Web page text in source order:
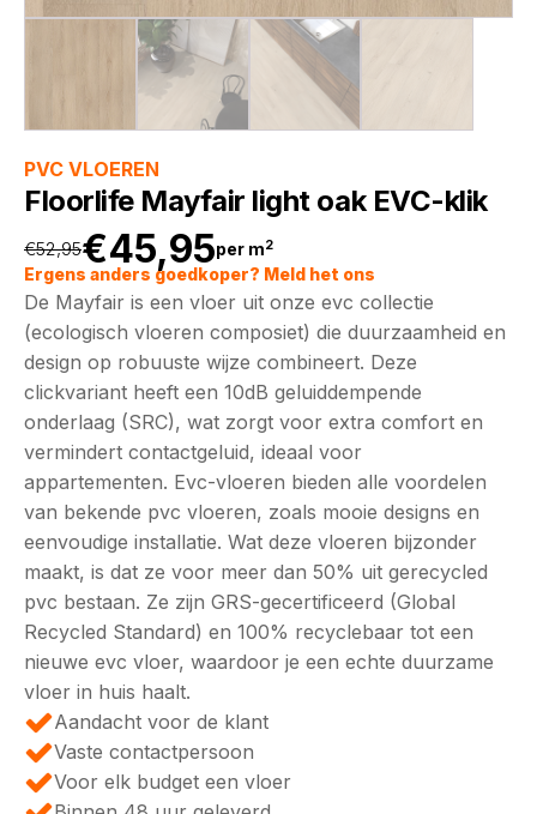
PVC VLOEREN
Floorlife Mayfair light oak EVC-klik
€52,95
Oorspronkelijke
prijs
was:
€52,95.
€45,95
Huidige
prijs
is:
€45,95.
per m2
Ergens anders goedkoper? Meld het ons
De Mayfair is een vloer uit onze evc collectie
(ecologisch vloeren composiet) die duurzaamheid en
design op robuuste wijze combineert. Deze
clickvariant heeft een 10dB geluiddempende
onderlaag (SRC), wat zorgt voor extra comfort en
vermindert contactgeluid, ideaal voor
appartementen. Evc-vloeren bieden alle voordelen
van bekende pvc vloeren, zoals mooie designs en
eenvoudige installatie. Wat deze vloeren bijzonder
maakt, is dat ze voor meer dan 50% uit gerecycled
pvc bestaan. Ze zijn GRS-gecertificeerd (Global
Recycled Standard) en 100% recyclebaar tot een
nieuwe evc vloer, waardoor je een echte duurzame
vloer in huis haalt.
Aandacht voor de klant
Vaste contactpersoon
Voor elk budget een vloer